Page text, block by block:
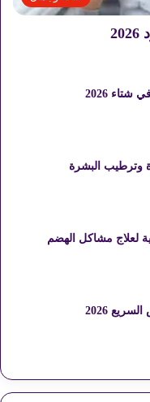
2026
وترطيب البشرة
لعلاج مشاكل الهضم
2026